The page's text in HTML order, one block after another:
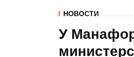
НОВОСТИ
У